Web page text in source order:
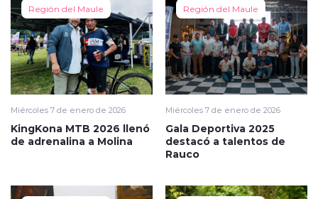
Región del Maule
Miércoles 7 de enero de 2026
KingKona MTB 2026 llenó
de adrenalina a Molina
Región del Maule
Miércoles 7 de enero de 2026
Gala Deportiva 2025
destacó a talentos de
Rauco